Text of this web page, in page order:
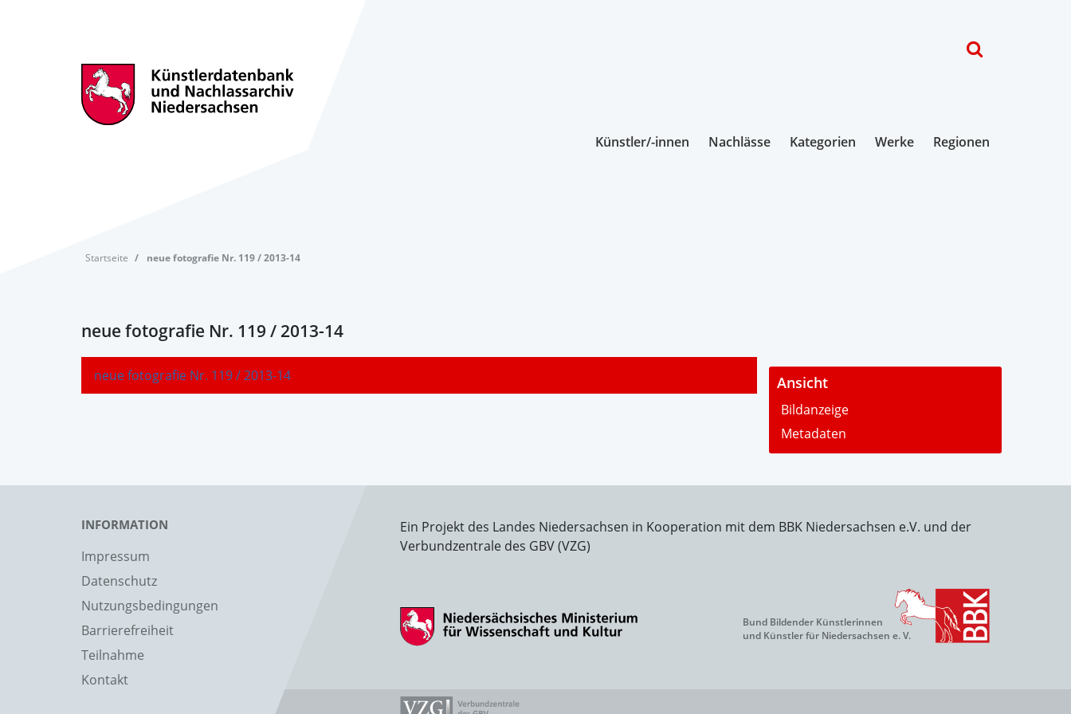
Künstler/-innen Nachlässe Kategorien Werke Regionen
Startseite neue fotografie Nr. 119 / 2013-14
neue fotografie Nr. 119 / 2013-14
neue fotografie Nr. 119 / 2013-14 - Ansicht
Bildanzeige
Metadaten
INFORMATION
Impressum
Datenschutz
Nutzungsbedingungen
Barrierefreiheit
Teilnahme
Kontakt
Ein Projekt des Landes Niedersachsen in Kooperation mit dem BBK Niedersachsen e.V. und der
Verbundzentrale des GBV (VZG)
Bund Bildender Künstlerinnen
und Künstler für Niedersachsen e. V.